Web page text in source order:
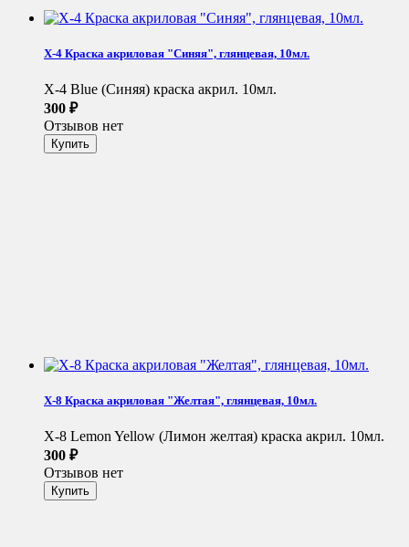
X-4 Краска акриловая "Синяя", глянцевая, 10мл.
X-4 Blue (Синяя) краска акрил. 10мл.
300 ₽
Отзывов нет
X-8 Краска акриловая "Желтая", глянцевая, 10мл.
X-8 Lemon Yellow (Лимон желтая) краска акрил. 10мл.
300 ₽
Отзывов нет